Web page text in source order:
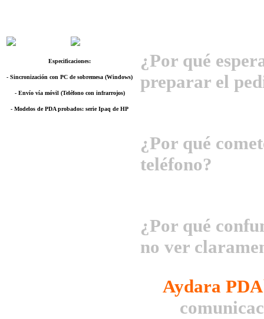
Especificaciones:
- Sincronización con PC de sobremesa (Windows)
- Envío vía móvil (Teléfono con infrarrojos)
- Modelos de PDA probados: serie Ipaq de HP
¿Por qué
preparar el
¿Por qué
teléfono?
¿Por qué
no ver
Aydara